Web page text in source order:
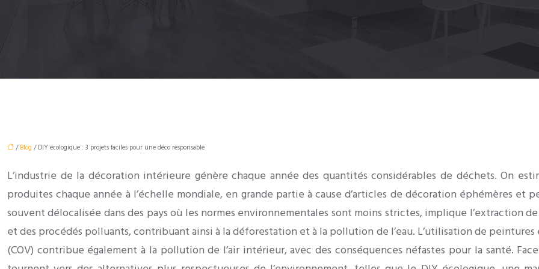
/Blog / DIY écologique : 3 projets faciles pour une déco responsable
L’industrie de la décoration intérieure génère chaque année des quantités considérables de déchets. On
produites chaque année à l’échelle mondiale, en grande partie à cause d’articles de décoration éphémères et
souvent délocalisée dans des pays où les normes environnementales sont moins strictes, implique l’extraction
et des procédés polluants, contribuant ainsi à la déforestation et à la pollution de l’eau. L’utilisation de
(COV) contribue également à la pollution de l’air intérieur, avec des conséquences néfastes pour la santé.